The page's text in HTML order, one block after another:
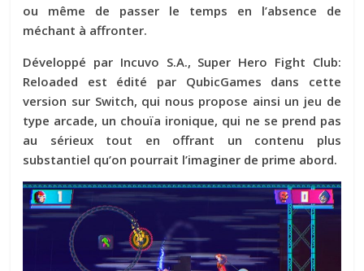
ou même de passer le temps en l’absence de
méchant à affronter.
Développé par Incuvo S.A., Super Hero Fight Club:
Reloaded est édité par QubicGames dans cette
version sur Switch, qui nous propose ainsi un jeu de
type arcade, un chouïa ironique, qui ne se prend pas
au sérieux tout en offrant un contenu plus
substantiel qu’on pourrait l’imaginer de prime abord.